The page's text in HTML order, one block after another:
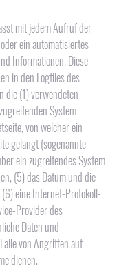
mit jedem Aufruf der
ein automatisiertes
Informationen. Diese
in den Logfiles des
die (1) verwendeten
System
von welcher ein
gelangt (sogenannte
ein zugreifendes System
(5) das Datum und die
eine Internet-Protokoll-
Provider des
Daten und
von Angriffen auf
dienen.